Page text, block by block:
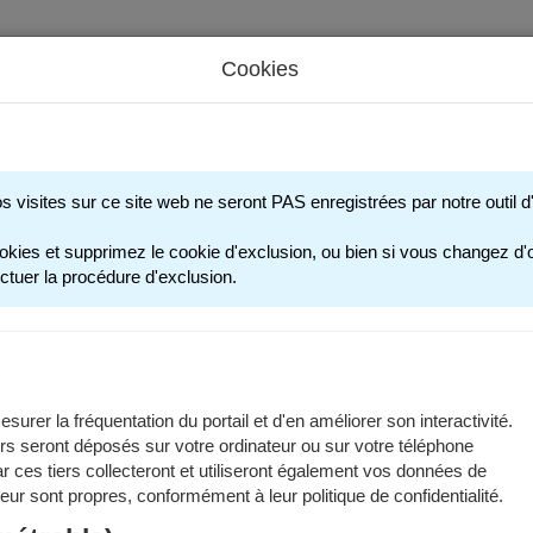
- Restauration scolaire - Sports
ACTIVITÉS
sportives proposées par la Ville de Grenoble sont encadrées
sportives - 2025/2026
les programmations et informations utiles des modules et des
Cookies
visites sur ce site web ne seront PAS enregistrées par notre outil
et supprimez le cookie d'exclusion, ou bien si vous changez
la procédure d'exclusion.
la fréquentation du portail et d'en améliorer son interactivité.
seront déposés sur votre ordinateur ou sur votre téléphone
ces tiers collecteront et utiliseront également vos données de
sont propres, conformément à leur politique de confidentialité.